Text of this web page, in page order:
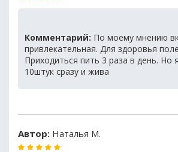
Комментарий: По моему мнению
привлекательная. Для здоровья
Приходиться пить 3 раза в день. Но
10штук сразу и жива
Автор: Наталья М.